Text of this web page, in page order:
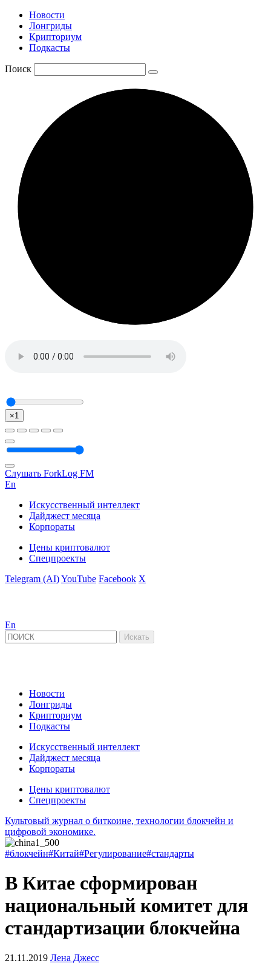
Новости
Лонгриды
Крипториум
Подкасты
Поиск
×1
Слушать ForkLog FM
En
Искусственный интеллект
Дайджест месяца
Корпораты
Цены криптовалют
Спецпроекты
Telegram (AI)YouTube Facebook X
En
Новости
Лонгриды
Крипториум
Подкасты
Искусственный интеллект
Дайджест месяца
Корпораты
Цены криптовалют
Спецпроекты
Культовый журнал о биткоине, технологии блокчейн и
цифровой экономике.
#блокчейн#Китай#Регулирование#стандарты
В Китае сформирован
национальный комитет для
стандартизации блокчейна
21.11.2019 Лена Джесс